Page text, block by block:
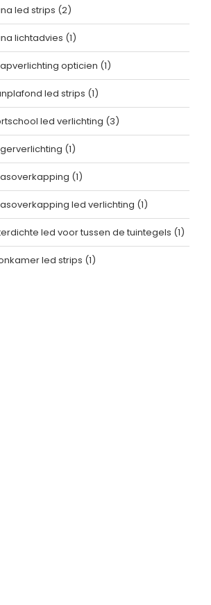
led strips (2)
lichtadvies (1)
opticien (1)
led strips (1)
led verlichting (3)
(1)
(1)
led verlichting (1)
led voor tussen de tuintegels (1)
led strips (1)